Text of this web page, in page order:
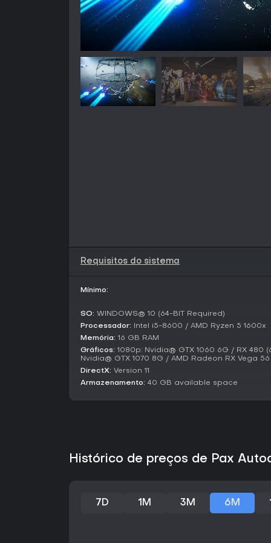
Requisitos do sistema
Mínimo:
SO: WINDOWS® 10 (64-BIT Required)
Processador: Intel i5-8600 / AMD Ryzen 5 1600x
Memória: 16 GB RAM
Gráficos: 1080p: Nvidia® GTX 1060 6G / RX 480
Nvidia® GTX 1070 8G / AMD Radeon RX Vega 56
DirectX: Version 11
Armazenamento: 40 GB available space
Histórico de preços de Pax
7D 1M 3M 6M